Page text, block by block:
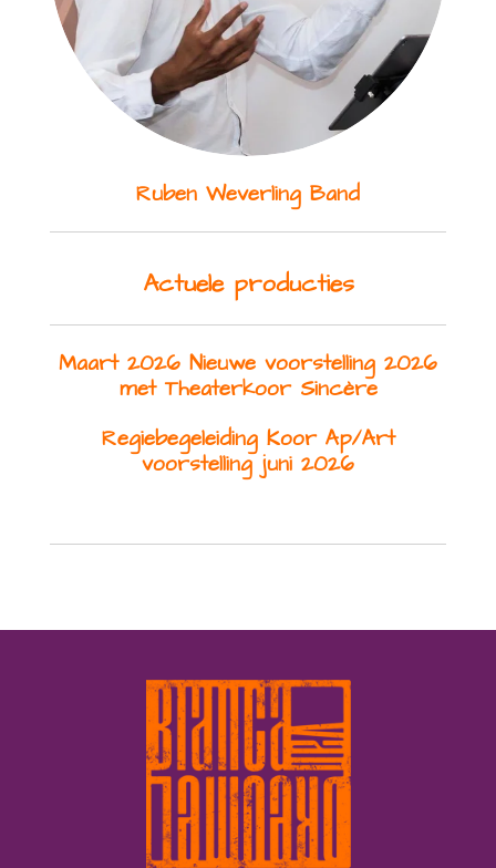
Ruben Weverling Band
Actuele producties
Maart 2026 Nieuwe voorstelling 2026
met Theaterkoor Sincère
Regiebegeleiding Koor Ap/Art
voorstelling juni 2026